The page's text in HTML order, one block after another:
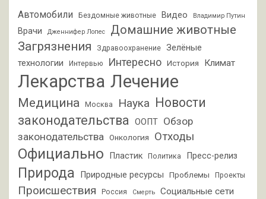
Автомобили Бездомные животные Видео Владимир Путин
Врачи Дженнифер Лопес
Домашние животные
Загрязнения
Здравоохранение
Зелёные
технологии
Интервью Интересно История Климат
Лекарства Лечение
Медицина Москва Наука
Новости
законодательства ООПТ Обзор
законодательства Онкология Отходы
Официально Пластик Политика Пресс-релиз
Природа Природные ресурсы Проблемы Проекты
Происшествия Россия Смерть Социальные сети